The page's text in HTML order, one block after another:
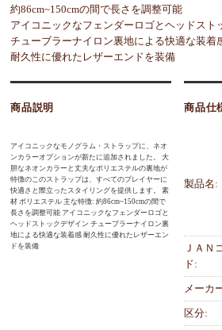
約86cm~150cmの間で長さを調整可能
アイコニックなフェンダーロゴとヘッドスト
チューブラーナイロン裏地による快適な装着
耐久性に優れたレザーエンドを装備
商品説明
アイコニックなモノグラム・ストラップに、ネオ
ンカラーオプションが新たに追加されました。 大
胆なネオンカラーと丈夫なポリエステルの裏地が
特徴のこのストラップは、すべてのプレイヤーに
快適さと際立ったスタイリングを提供します。 素
材 ポリエステル 主な特徴: 約86cm~150cmの間で
長さを調整可能 アイコニックなフェンダーロゴと
ヘッドストックデザイン チューブラーナイロン裏
地による快適な装着感 耐久性に優れたレザーエン
ドを装備
商品仕
製品名:
ＪＡＮ
ド:
メーカ
区分: